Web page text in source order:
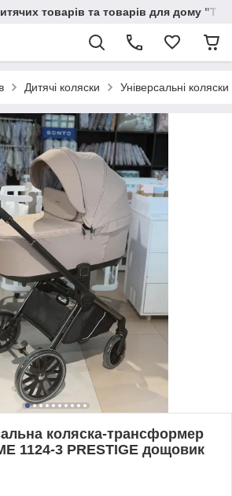
товарів та товарів для дому
Дитячі коляски Універсальні
коляска-трансформер
1124-3 PRESTIGE дощовик